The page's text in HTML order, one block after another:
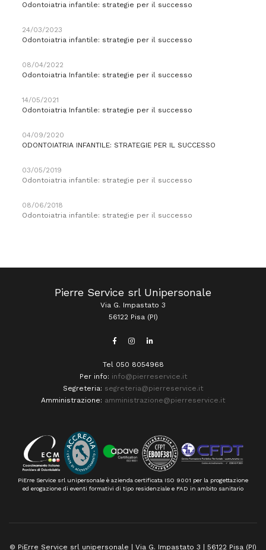
Odontoiatria infantile: strategie per il successo
24/03/2023
Odontoiatria infantile: strategie per il successo
08/04/2022
Odontoiatria Infantile: strategie per il successo
14/05/2021
Odontoiatria Infantile: strategie per il successo
04/09/2020
ODONTOIATRIA INFANTILE: STRATEGIE PER IL SUCCESSO
03/05/2019
Odontoiatria infantile: strategie per il successo
08/06/2018
Odontoiatria infantile: strategie per il successo
Pierre Service srl Unipersonale
Via G. Impastato 3
56122 Pisa (PI)
Tel 050 8054968
Per info: info@pierreservice.it
Segreteria: segreteria@pierreservice.it
Amministrazione: amministrazione@pierreservice.it
PiErre Service srl unipersonale è azienda certificata ISO 9001 per la progettazione
ed erogazione di eventi formativi di tipo residenziale e FAD in ambito sanitario
© PiErre Service srl unipersonale | Via G. Impastato 3 | 56122 Pisa (PI)